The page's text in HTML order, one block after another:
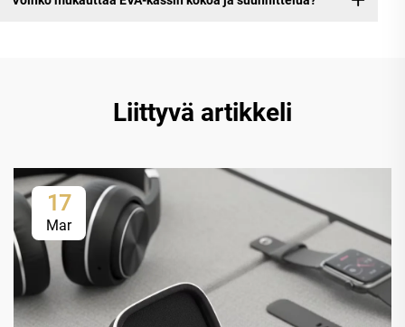
Liittyvä artikkeli
17
Mar